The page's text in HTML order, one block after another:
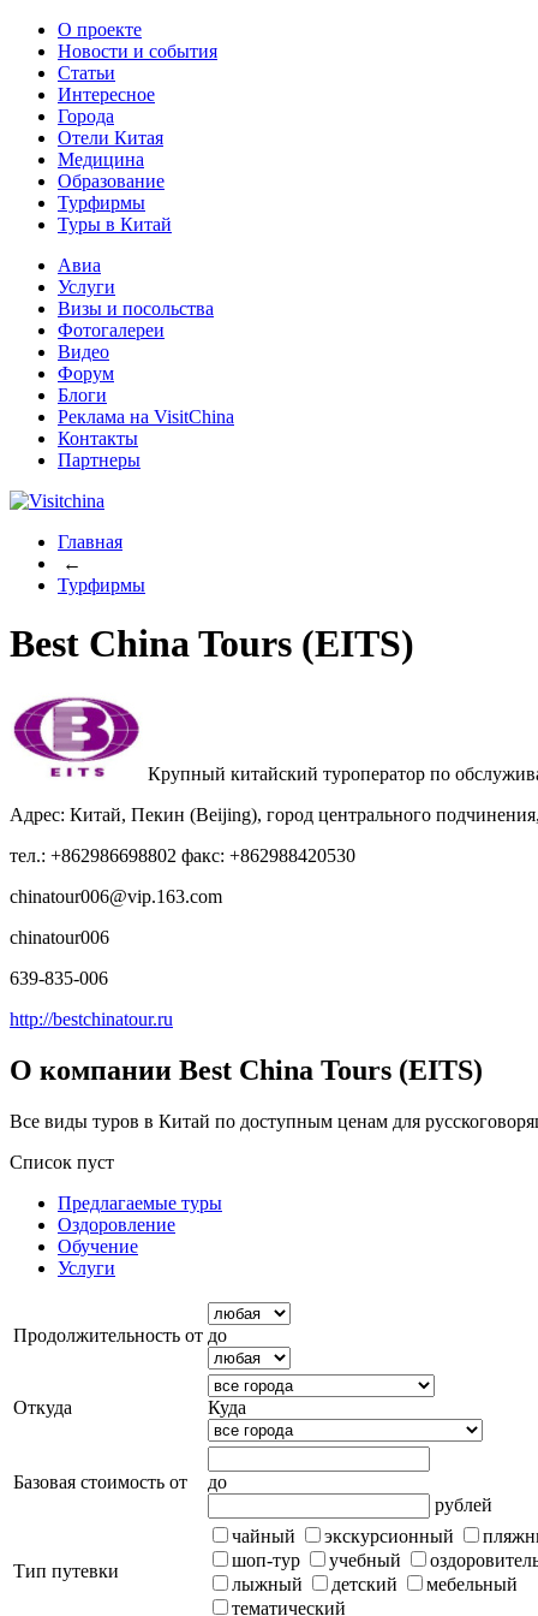
О проекте
Новости и события
Статьи
Интересное
Города
Отели Китая
Медицина
Образование
Турфирмы
Туры в Китай
Авиа
Услуги
Визы и посольства
Фотогалереи
Видео
Форум
Блоги
Реклама на VisitChina
Контакты
Партнеры
Главная
←
Турфирмы
Best China Tours (EITS)
Крупный китайский туроператор по
Адрес: Китай, Пекин (Beijing), город центрального
тел.: +862986698802 факс: +862988420530
chinatour006@vip.163.com
chinatour006
639-835-006
http://bestchinatour.ru
О компании Best China Tours (EITS)
Все виды туров в Китай по доступным ценам для
Список пуст
Предлагаемые туры
Оздоровление
Обучение
Услуги
Продолжительность от до
Откуда Куда
Базовая стоимость от
до
рублей
Тип путевки
чайный экскурсионный
шоп-тур
учебный
лыжный
детский
мебельный
тематический